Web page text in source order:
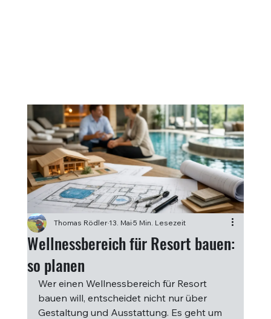
Wellnessbereich für Resort bauen:
so planen
Thomas Rödler13. Mai5 Min. Lesezeit
Wer einen Wellnessbereich für Resort
bauen will, entscheidet nicht nur über
Gestaltung und Ausstattung. Es geht um